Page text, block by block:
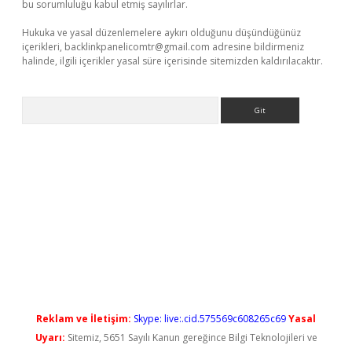
bu sorumluluğu kabul etmiş sayılırlar.
Hukuka ve yasal düzenlemelere aykırı olduğunu düşündüğünüz
içerikleri, backlinkpanelicomtr@gmail.com adresine bildirmeniz
halinde, ilgili içerikler yasal süre içerisinde sitemizden kaldırılacaktır.
Reklam ve İletişim: Skype: live:.cid.575569c608265c69Yasal
Uyarı: Sitemiz, 5651 Sayılı Kanun gereğince Bilgi Teknolojileri ve